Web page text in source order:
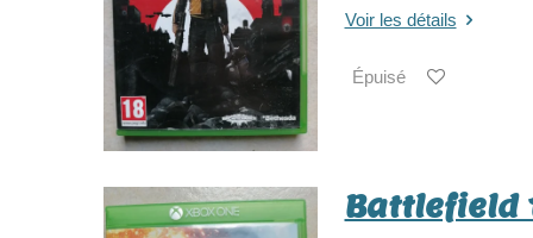
Voir les détails
Épuisé
Battlefield